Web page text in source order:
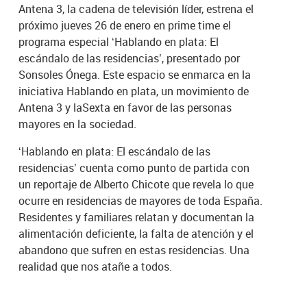
Antena 3, la cadena de televisión líder, estrena el
próximo jueves 26 de enero en prime time el
programa especial ‘Hablando en plata: El
escándalo de las residencias’, presentado por
Sonsoles Ónega. Este espacio se enmarca en la
iniciativa Hablando en plata, un movimiento de
Antena 3 y laSexta en favor de las personas
mayores en la sociedad.
‘Hablando en plata: El escándalo de las
residencias’ cuenta como punto de partida con
un reportaje de Alberto Chicote que revela lo que
ocurre en residencias de mayores de toda España.
Residentes y familiares relatan y documentan la
alimentación deficiente, la falta de atención y el
abandono que sufren en estas residencias. Una
realidad que nos atañe a todos.